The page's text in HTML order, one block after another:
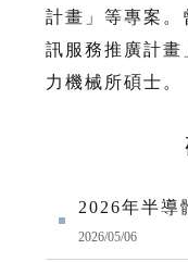
計畫」等專案。
訊服務推廣計畫
力機械所碩士。
2026年半導
2026/05/06